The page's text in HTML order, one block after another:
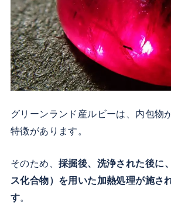
グリーンランド産ルビーは、内包物
特徴があります。
そのため、 採掘後、洗浄された後に
ス化合物）を用いた加熱処理が施さ
す。